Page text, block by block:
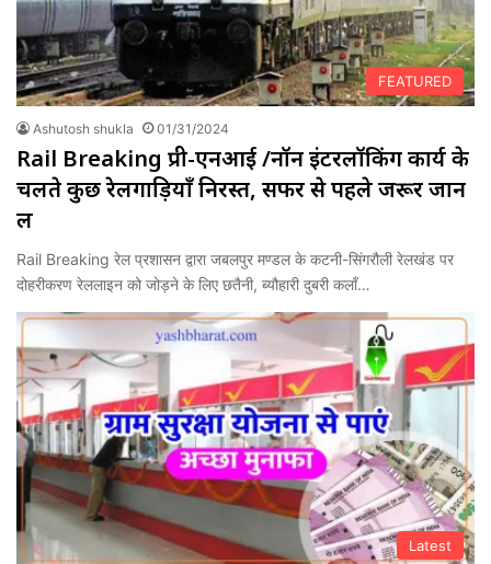
FEATURED
Ashutosh shukla 01/31/2024
Rail Breaking प्री-एनआई /नॉन इंटरलॉकिंग कार्य के
चलते कुछ रेलगाड़ियाँ निरस्त, सफर से पहले जरूर जान
लें
Rail Breaking रेल प्रशासन द्वारा जबलपुर मण्डल के कटनी-सिंगरौली रेलखंड पर
दोहरीकरण रेललाइन को जोड़ने के लिए छतैनी, ब्यौहारी दुबरी कलाँ…
Latest